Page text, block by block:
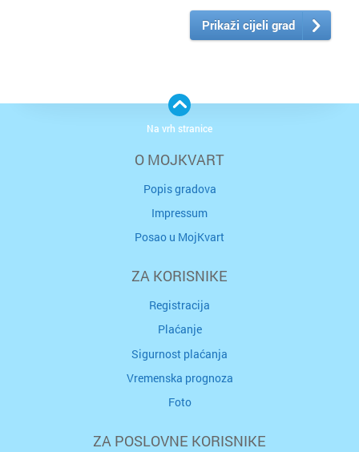
Prikaži cijeli grad
O MOJKVART
Popis gradova
Impressum
Posao u MojKvart
ZA KORISNIKE
Registracija
Plaćanje
Sigurnost plaćanja
Vremenska prognoza
Foto
ZA POSLOVNE KORISNIKE
Na vrh stranice